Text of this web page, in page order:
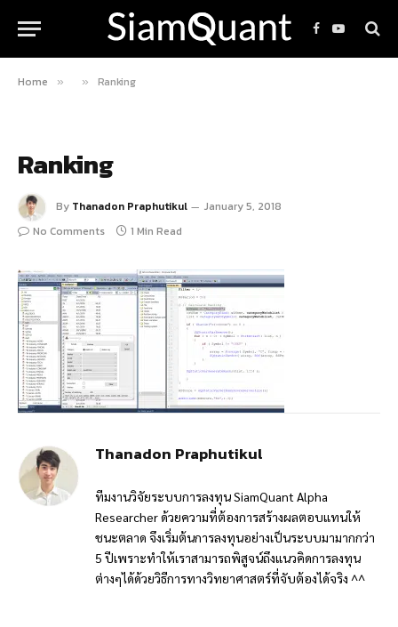
Facebook
YouTube
Home » » Ranking
Ranking
By Thanadon Praphutikul
January 5, 2018
No Comments
1 Min Read
Thanadon Praphutikul
ทีมงานวิจัยระบบการลงทุน SiamQuant Alpha
Researcher ด้วยความที่ต้องการสร้างผลตอบแทนให้
ชนะตลาด จึงเริ่มต้นการลงทุนอย่างเป็นระบบมามากกว่า
5 ปีเพราะทำให้เราสามารถพิสูจน์ถึงแนวคิดการลงทุน
ต่างๆได้ด้วยวิธีการทางวิทยาศาสตร์ที่จับต้องได้จริง ^^